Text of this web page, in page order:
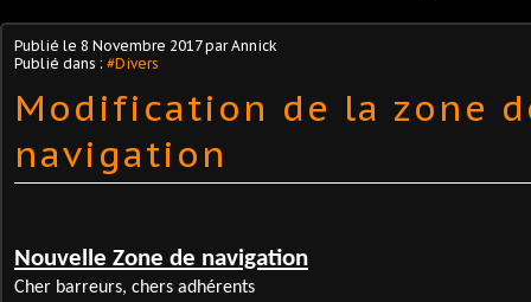
Publié le 8 Novembre 2017par Annick
Publié dans : #Divers
Modification de la zone
navigation
Nouvelle Zone de navigation
Cher barreurs, chers adhérents